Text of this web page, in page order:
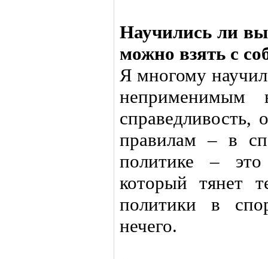
Научились ли
можно взять с
Я многому
неприменимым
справедливость,
правилам – в
политике –
который тянет
политики в
нечего.